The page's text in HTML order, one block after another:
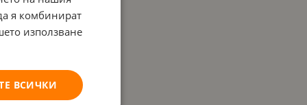
я комбинират
използване
ВСИЧКИ